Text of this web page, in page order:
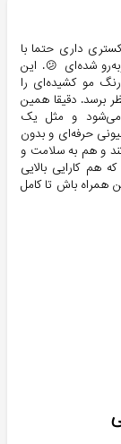
داری حتما با
شده‌ای 😕. این
رنگ مو کشیده‌ای را
برسد. دقیقا همین
می‌شود و مثل یک
حرفه‌ای و بدون
و هم به سلامت و
هم کارایی بالایی
همراه باش تا کامل